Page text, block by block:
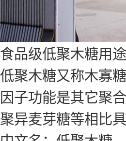
食品级低聚木糖用
低聚木糖又称木寡
因子功能是其它聚
聚异麦芽糖等相比